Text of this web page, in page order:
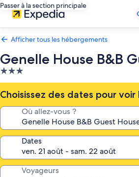
Passer à la section principale
Afficher tous les hébergements
Genelle House B&B
Hébergement
3.0 étoiles
Choisissez des dates pour voir
Où allez-vous ?
Dates
Voyageurs